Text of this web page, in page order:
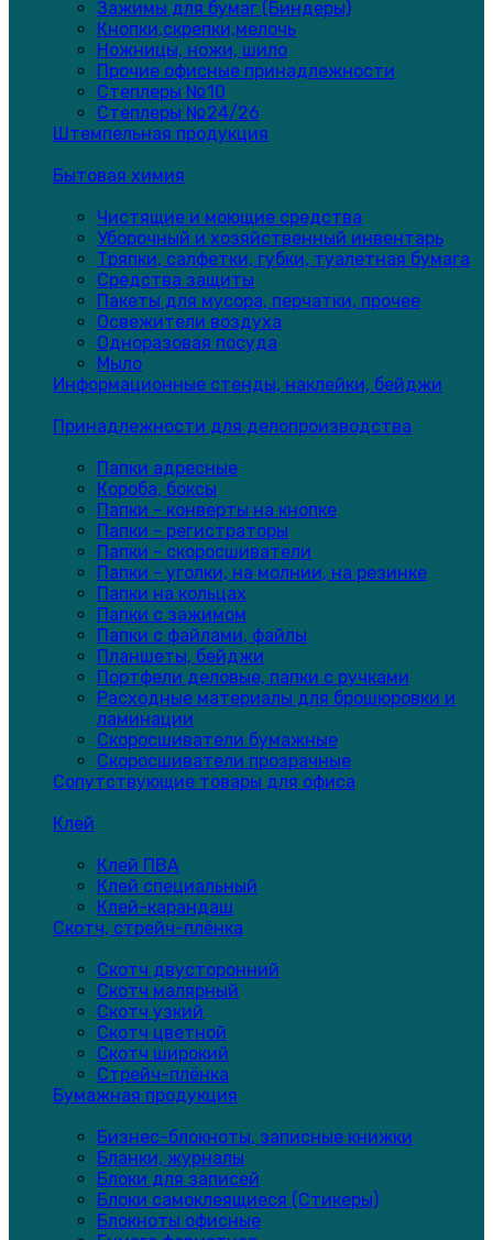
Зажимы для бумаг (Биндеры)
Кнопки,скрепки,мелочь
Ножницы, ножи, шило
Прочие офисные принадлежности
Степлеры №10
Степлеры №24/26
Штемпельная продукция
Бытовая химия
Чистящие и моющие средства
Уборочный и хозяйственный инвентарь
Тряпки, салфетки, губки, туалетная бумага
Средства защиты
Пакеты для мусора, перчатки, прочее
Освежители воздуха
Одноразовая посуда
Мыло
Информационные стенды, наклейки, бейджи
Принадлежности для делопроизводства
Папки адресные
Короба, боксы
Папки - конверты на кнопке
Папки - регистраторы
Папки - скоросшиватели
Папки - уголки, на молнии, на резинке
Папки на кольцах
Папки с зажимом
Папки с файлами, файлы
Планшеты, бейджи
Портфели деловые, папки с ручками
Расходные материалы для брошюровки и
ламинации
Скоросшиватели бумажные
Скоросшиватели прозрачные
Сопутствующие товары для офиса
Клей
Клей ПВА
Клей специальный
Клей-карандаш
Скотч, стрейч-плёнка
Скотч двусторонний
Скотч малярный
Скотч узкий
Скотч цветной
Скотч широкий
Стрейч-плёнка
Бумажная продукция
Бизнес-блокноты, записные книжки
Бланки, журналы
Блоки для записей
Блоки самоклеящиеся (Стикеры)
Блокноты офисные